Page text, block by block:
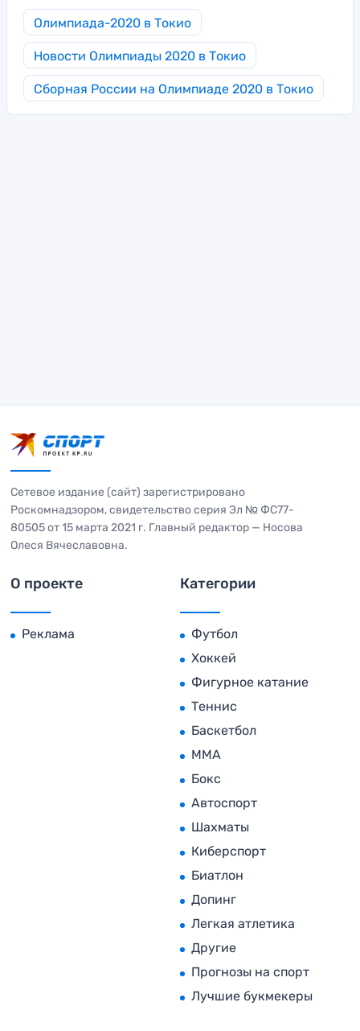
Олимпиада-2020 в Токио
Новости Олимпиады 2020 в Токио
Сборная России на Олимпиаде 2020 в Токио
Сетевое издание (сайт) зарегистрировано
Роскомнадзором, свидетельство серия Эл № ФС77-
80505 от 15 марта 2021 г. Главный редактор — Носова
Олеся Вячеславовна.
О проекте
Реклама
Категории
Футбол
Хоккей
Фигурное катание
Теннис
Баскетбол
MMA
Бокс
Автоспорт
Шахматы
Киберспорт
Биатлон
Допинг
Легкая атлетика
Другие
Прогнозы на спорт
Лучшие букмекеры